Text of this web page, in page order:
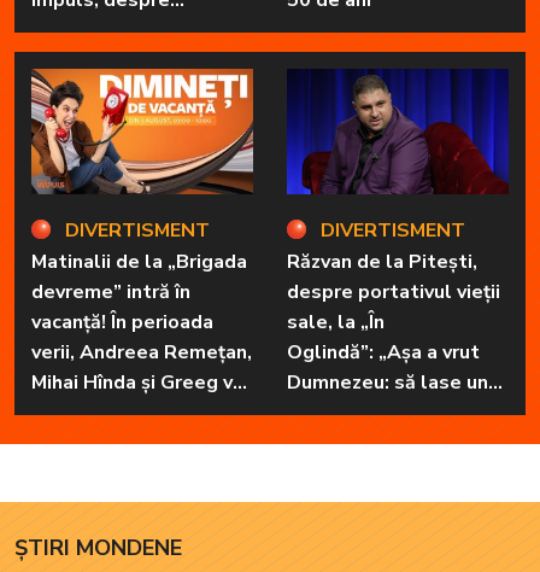
„Dimineți de vacanță” și
prietena sa
necuvântătoare
DIVERTISMENT
Matinalii de la „Brigada
devreme” intră în
vacanță! În perioada
verii, Andreea Remețan,
Mihai Hînda și Greeg vor
da, pe rând, trezirea cu
„Dimineți de vacanță”
DIVERTISMENT
Răzvan de la Pitești,
despre portativul vieții
sale, la „În
Oglindă”: „Așa a vrut
Dumnezeu: să lase unul
în familie cu har, harul
de a cânta, să poată să
lipsește”
ȘTIRI MONDENE